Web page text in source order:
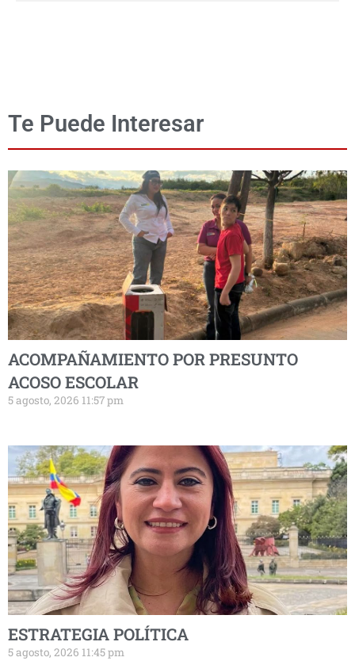
Te Puede Interesar
ACOMPAÑAMIENTO POR PRESUNTO
ACOSO ESCOLAR
5 agosto, 2026 11:57 pm
ESTRATEGIA POLÍTICA
5 agosto, 2026 11:45 pm